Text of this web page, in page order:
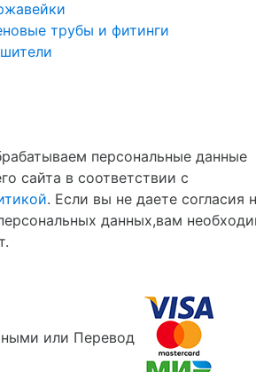
трубы и фитинги
персональные данные
сайта в соответствии с
. Если вы не даете согласия
данных,вам